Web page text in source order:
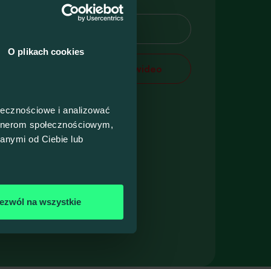
O plikach cookies
i analizować
społecznościowym,
od Ciebie lub
na wszystkie
do
Zobacz wideo